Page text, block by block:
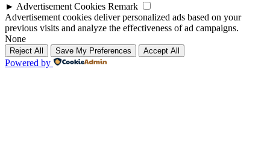
► Advertisement Cookies Remark
Advertisement cookies deliver personalized ads based on your
previous visits and analyze the effectiveness of ad campaigns.
None
Reject All Save My Preferences Accept All
Powered by